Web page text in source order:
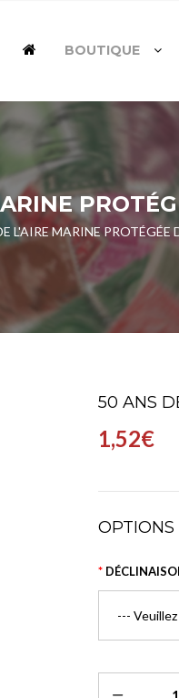
BOUTIQUE
L'AIRE MARINE PROTÉGÉE
50 ANS
1,52€